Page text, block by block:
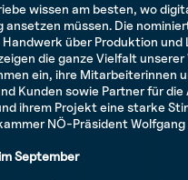
wissen am besten, wo
ansetzen müssen. Die
über Produktion und
die ganze Vielfalt
ein, ihre Mitarbeiterinnen
Kunden sowie Partner für
ihrem Projekt eine starke
NÖ-Präsident Wolfgang
September